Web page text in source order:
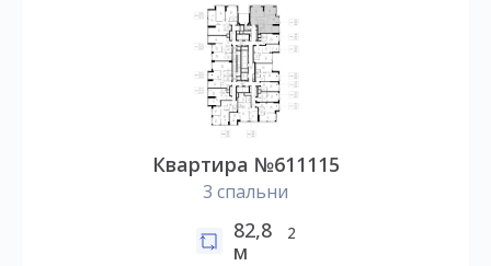
Квартира №611115
3 спальни
82,8
м
2